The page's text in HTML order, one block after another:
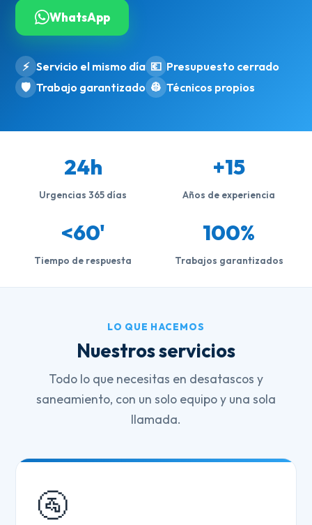
WhatsApp
⚡ Servicio el mismo día 💶 Presupuesto cerrado
🛡️ Trabajo garantizado 👷 Técnicos propios
24h
Urgencias 365 días
+15
Años de experiencia
<60'
Tiempo de respuesta
100%
Trabajos garantizados
LO QUE HACEMOS
Nuestros servicios
Todo lo que necesitas en desatascos y
saneamiento, con un solo equipo y una sola
llamada.
🚰